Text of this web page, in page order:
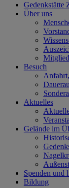
Gedenkstätte
Über uns
Besuch
Aktuelles
Gelände im
Spenden und
Bildung